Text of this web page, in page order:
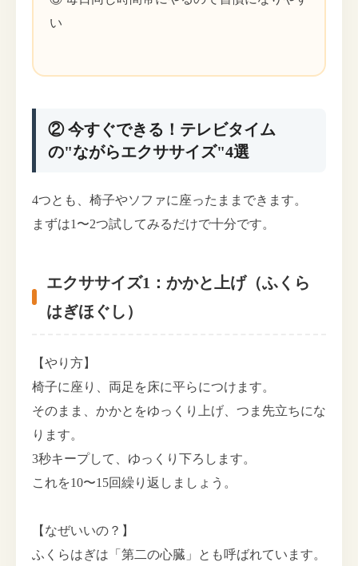
い
② 今すぐできる！テレビタイム
の"ながらエクササイズ"4選
4つとも、椅子やソファに座ったままできます。
まずは1〜2つ試してみるだけで十分です。
エクササイズ1：かかと上げ（ふくら
はぎほぐし）
【やり方】
椅子に座り、両足を床に平らにつけます。
そのまま、かかとをゆっくり上げ、つま先立ちにな
ります。
3秒キープして、ゆっくり下ろします。
これを10〜15回繰り返しましょう。
【なぜいいの？】
ふくらはぎは「第二の心臓」とも呼ばれています。